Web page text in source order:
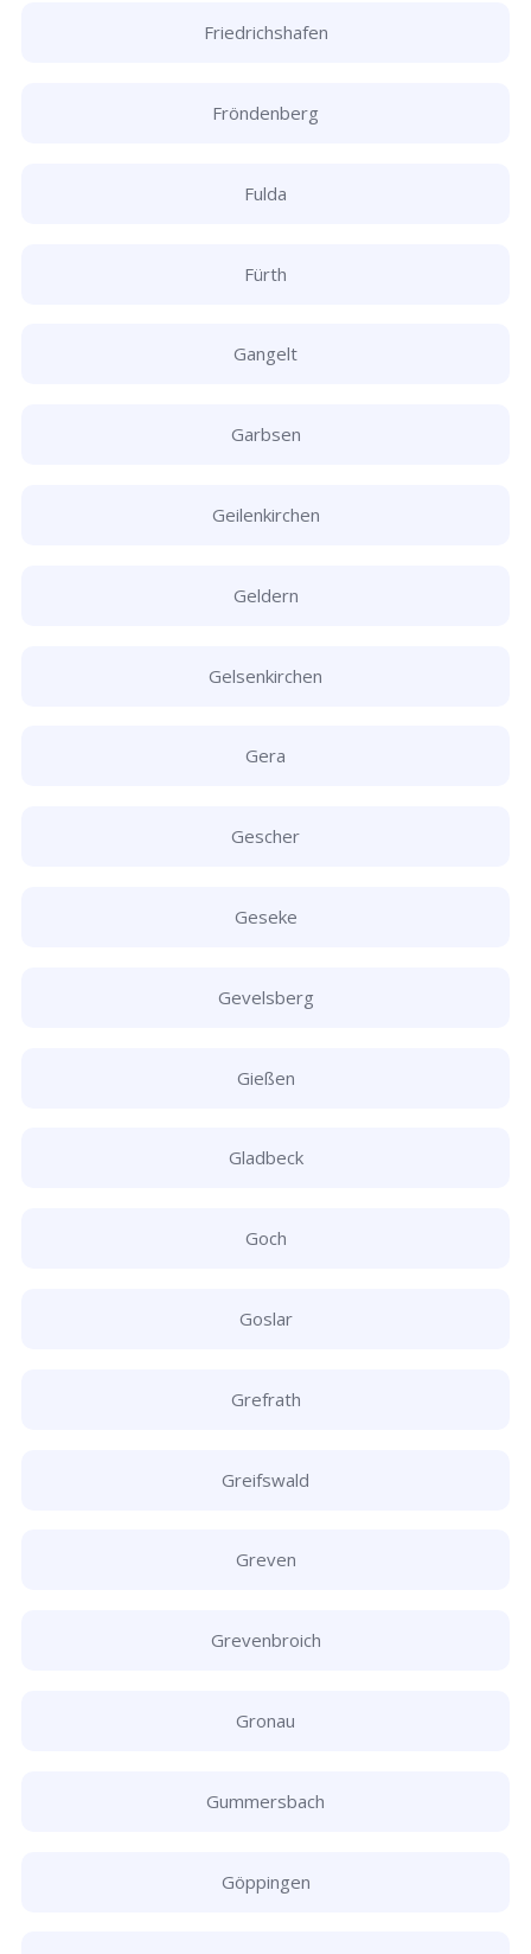
Friedrichshafen
Fröndenberg
Fulda
Fürth
Gangelt
Garbsen
Geilenkirchen
Geldern
Gelsenkirchen
Gera
Gescher
Geseke
Gevelsberg
Gießen
Gladbeck
Goch
Goslar
Grefrath
Greifswald
Greven
Grevenbroich
Gronau
Gummersbach
Göppingen